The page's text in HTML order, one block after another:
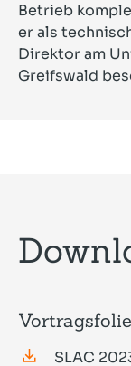
Betrieb
er als
Direktor am
Greifswald
SLAC